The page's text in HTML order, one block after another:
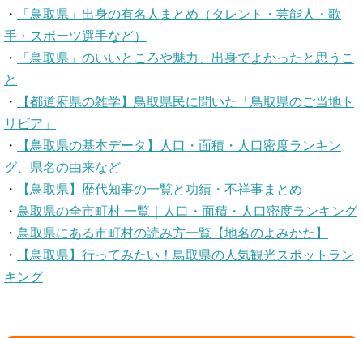
・
「鳥取県」出身の有名人まとめ（タレント・芸能人・歌
手・スポーツ選手など）
・
「鳥取県」のいいところや魅力、出身でよかったと思うこ
と
・
【都道府県の雑学】鳥取県民に聞いた「鳥取県のご当地ト
リビア」
・
【鳥取県の基本データ】人口・面積・人口密度ランキン
グ、県名の由来など
・
【鳥取県】歴代知事の一覧と功績・不祥事まとめ
・ 鳥取県の全市町村 一覧｜人口・面積・人口密度ランキング
・ 鳥取県にある市町村の読み方一覧【地名のよみかた】
・
【鳥取県】行ってみたい！鳥取県の人気観光スポットラン
キング